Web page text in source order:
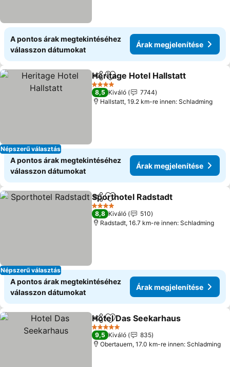
A pontos árak megtekintéséhez
válasszon dátumokat
Árak megjelenítése
Népszerű választás
Megosztás
Hozzáadás a kedvencekhez
Heritage Hotel Hallstatt
4 Kategória
8,5 Kiváló
7744
Hallstatt, 19.2 km-re innen: Schladming
A pontos árak megtekintéséhez
válasszon dátumokat
Árak megjelenítése
Népszerű választás
Megosztás
Hozzáadás a kedvencekhez
Sporthotel Radstadt
4 Kategória
8,8 Kiváló
510
Radstadt, 16.7 km-re innen: Schladming
A pontos árak megtekintéséhez
válasszon dátumokat
Árak megjelenítése
Megosztás
Hozzáadás a kedvencekhez
Hotel Das Seekarhaus
5 Kategória
9,5 Kiváló
835
Obertauern, 17.0 km-re innen: Schladming